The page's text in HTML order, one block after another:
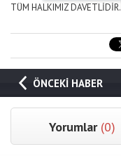
TÜM HALKIMIZ DAVETLİDİR.
ÖNCEKİ HABER
Yorumlar (0)